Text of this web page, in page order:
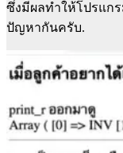
ซึ่งมีผลทำให้โปรแก
ปัญหากันครับ.